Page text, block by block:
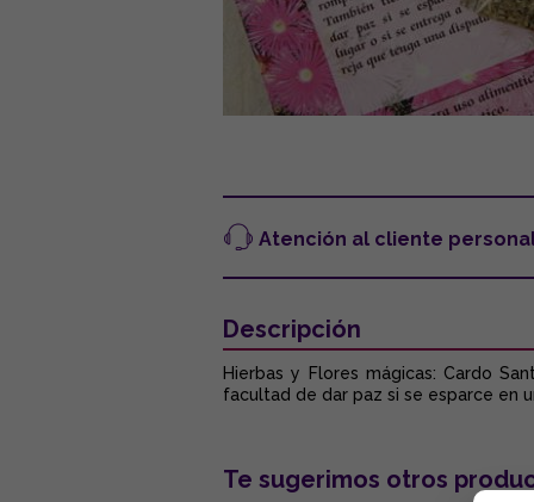
Atención al cliente
Descripción
Hierbas y Flores mágicas: Cardo
facultad de dar paz si se esparce en
Te sugerimos otros